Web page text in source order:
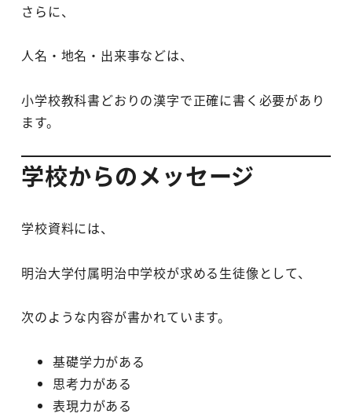
さらに、
人名・地名・出来事などは、
小学校教科書どおりの漢字で正確に書く必要があり
ます。
学校からのメッセージ
学校資料には、
明治大学付属明治中学校が求める生徒像として、
次のような内容が書かれています。
基礎学力がある
思考力がある
表現力がある